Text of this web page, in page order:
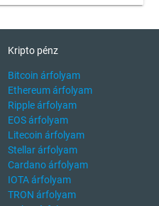
Kripto pénz
Bitcoin árfolyam
Ethereum árfolyam
Ripple árfolyam
EOS árfolyam
Litecoin árfolyam
Stellar árfolyam
Cardano árfolyam
IOTA árfolyam
TRON árfolyam